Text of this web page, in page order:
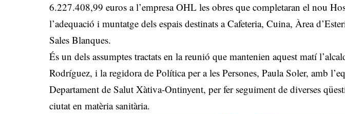
6.227.408,99 euros a l’empresa OHL les obres que completaran el nou
l’adequació i muntatge dels espais destinats a Cafeteria, Cuina, Àrea
Sales Blanques.
És un dels assumptes tractats en la reunió que mantenien aquest matí
Rodríguez, i la regidora de Política per a les Persones, Paula Soler, amb
Departament de Salut Xàtiva-Ontinyent, per fer seguiment de diverses
ciutat en matèria sanitària.